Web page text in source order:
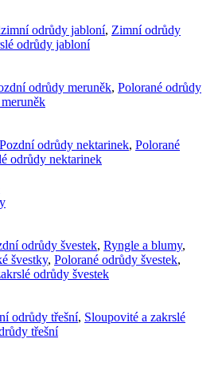
odrůdy jabloní, Zimní odrůdy
odrůdy jabloní
odrůdy meruněk, Polorané odrůdy
Pozdní odrůdy nektarinek, Polorané
odrůdy nektarinek
odrůdy švestek, Ryngle a blumy,
švestky, Polorané odrůdy švestek,
odrůdy švestek
odrůdy třešní, Sloupovité a zakrslé
třešní